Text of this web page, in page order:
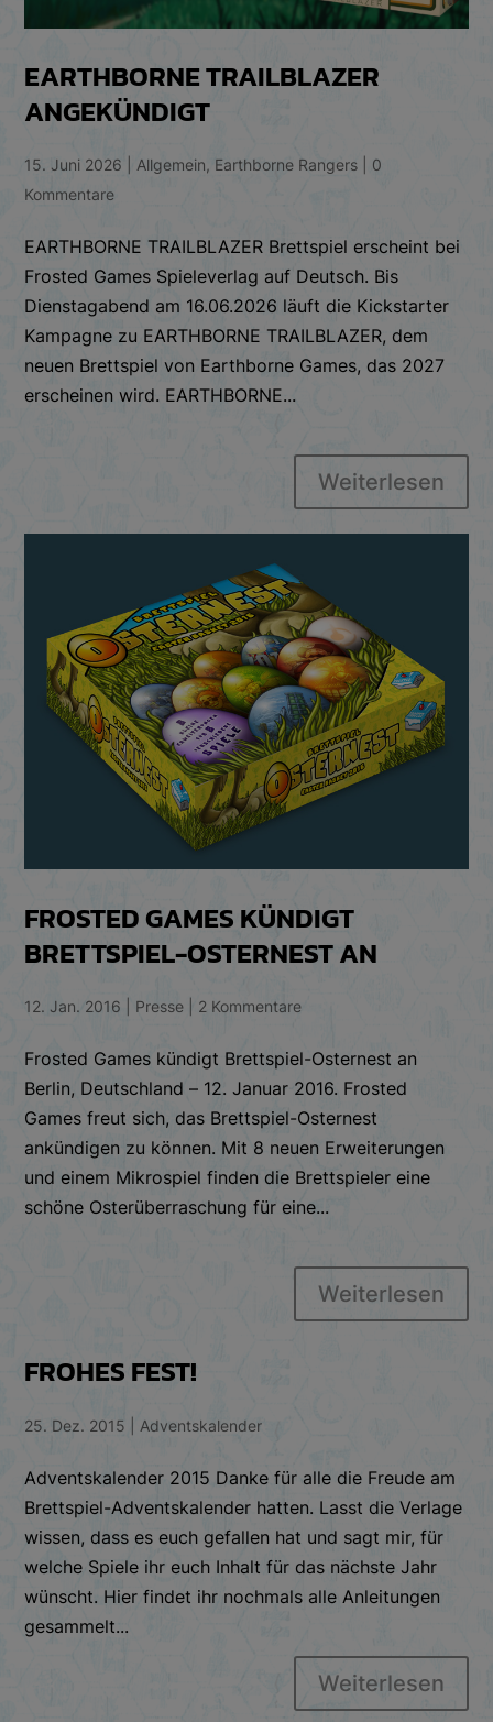
EARTHBORNE TRAILBLAZER
ANGEKÜNDIGT
15. Juni 2026 Allgemein, Earthborne Rangers
0
Kommentare
EARTHBORNE TRAILBLAZER Brettspiel erscheint bei
Frosted Games Spieleverlag auf Deutsch. Bis
Dienstagabend am 16.06.2026 läuft die Kickstarter
Kampagne zu EARTHBORNE TRAILBLAZER, dem
neuen Brettspiel von Earthborne Games, das 2027
erscheinen wird. EARTHBORNE...
Weiterlesen
FROSTED GAMES KÜNDIGT
BRETTSPIEL-OSTERNEST AN
12. Jan. 2016 Presse 2 Kommentare
Frosted Games kündigt Brettspiel-Osternest an
Berlin, Deutschland – 12. Januar 2016. Frosted
Games freut sich, das Brettspiel-Osternest
ankündigen zu können. Mit 8 neuen Erweiterungen
und einem Mikrospiel finden die Brettspieler eine
schöne Osterüberraschung für eine...
Weiterlesen
FROHES FEST!
25. Dez. 2015 Adventskalender
Adventskalender 2015 Danke für alle die Freude am
Brettspiel-Adventskalender hatten. Lasst die Verlage
wissen, dass es euch gefallen hat und sagt mir, für
welche Spiele ihr euch Inhalt für das nächste Jahr
wünscht. Hier findet ihr nochmals alle Anleitungen
gesammelt...
Weiterlesen